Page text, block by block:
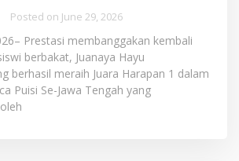
Posted on June 29, 2026
Prestasi membanggakan kembali
berbakat, Juanaya Hayu
berhasil meraih Juara Harapan 1 dalam
Puisi Se-Jawa Tengah yang